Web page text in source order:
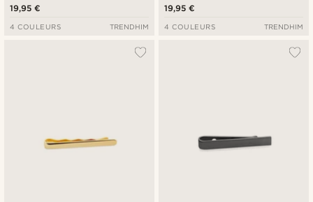
19,95 €
4 COULEURS TRENDHIM
19,95 €
4 COULEURS TRENDHIM